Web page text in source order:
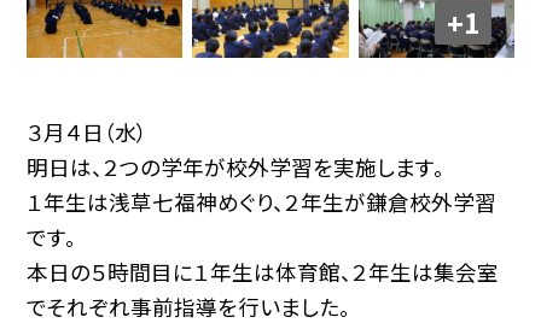
+1
３月４日（水）
明日は、２つの学年が校外学習を実施します。
１年生は浅草七福神めぐり、２年生が鎌倉校外学習
です。
本日の５時間目に１年生は体育館、２年生は集会室
でそれぞれ事前指導を行いました。